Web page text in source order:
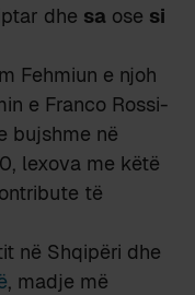
dhe sa ose si
Fehmiun e njoh
e Franco Rossi-
bujshme në
lexova me këtë
të
në Shqipëri dhe
, madje më